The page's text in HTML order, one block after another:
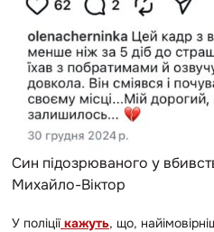
Син підозрюваного у
Михайло-Віктор
У поліціїкажуть, що,